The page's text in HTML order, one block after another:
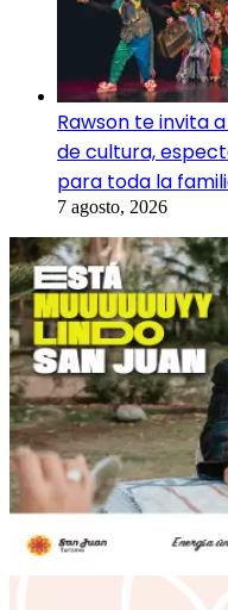
Rawson te invita
de cultura,
para toda la
7 agosto, 2026